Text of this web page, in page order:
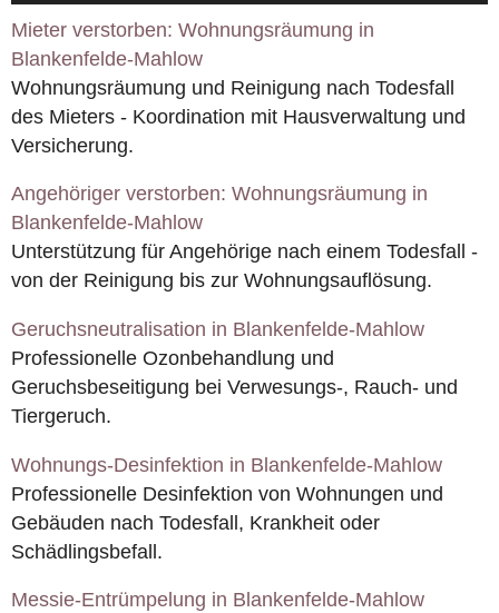
Mieter verstorben: Wohnungsräumung in
Blankenfelde-Mahlow
Wohnungsräumung und Reinigung nach Todesfall
des Mieters - Koordination mit Hausverwaltung und
Versicherung.
Angehöriger verstorben: Wohnungsräumung in
Blankenfelde-Mahlow
Unterstützung für Angehörige nach einem Todesfall -
von der Reinigung bis zur Wohnungsauflösung.
Geruchsneutralisation in Blankenfelde-Mahlow
Professionelle Ozonbehandlung und
Geruchsbeseitigung bei Verwesungs-, Rauch- und
Tiergeruch.
Wohnungs-Desinfektion in Blankenfelde-Mahlow
Professionelle Desinfektion von Wohnungen und
Gebäuden nach Todesfall, Krankheit oder
Schädlingsbefall.
Messie-Entrümpelung in Blankenfelde-Mahlow